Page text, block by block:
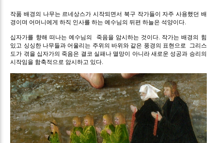
작품 배경의 나무는 르네상스가 시작되면서 북구 작가들이 자주 사용했던 배
경이며 어머니에게 하직 인사를 하는 예수님의 뒤편 하늘은 석양이다.
십자가를 향해 떠나는 예수님의 죽음을 암시하는 것이다. 작가는 배경의 힘
있고 싱싱한 나무들과 어울리는 주위의 바위와 같은 풍경의 표현으로 그리스
도가 겪을 십자가의 죽음은 결코 실패나 멸망이 아니라 새로운 성공과 승리의
시작임을 함축적으로 암시하고 있다.